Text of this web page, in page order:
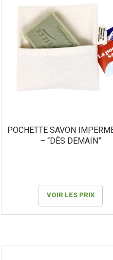
POCHETTE SAVON
– “DÈS DEMAIN”
VOIR LES PRIX